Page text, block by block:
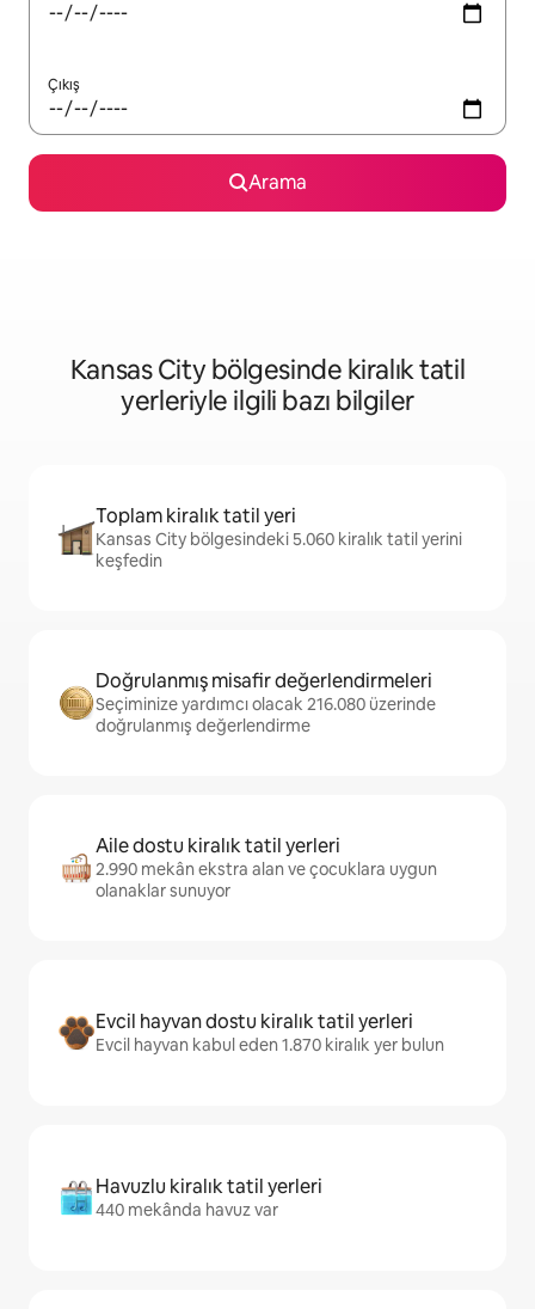
Çıkış
Arama
Kansas City bölgesinde kiralık tatil
yerleriyle ilgili bazı bilgiler
Toplam kiralık tatil yeri
Kansas City bölgesindeki 5.060 kiralık tatil yerini
keşfedin
Doğrulanmış misafir değerlendirmeleri
Seçiminize yardımcı olacak 216.080 üzerinde
doğrulanmış değerlendirme
Aile dostu kiralık tatil yerleri
2.990 mekân ekstra alan ve çocuklara uygun
olanaklar sunuyor
Evcil hayvan dostu kiralık tatil yerleri
Evcil hayvan kabul eden 1.870 kiralık yer bulun
Havuzlu kiralık tatil yerleri
440 mekânda havuz var